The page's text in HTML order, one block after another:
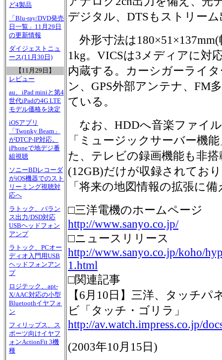
ど4製品
「Blu-ray/DVD発売
日一覧」11月29日
の更新情報
ダイジェストニュ
ース(11月30日)
【11月29日】
レビュー
au、iPad miniと第4
世代iPadの4G LTE
モデル価格を決定
iOSアプリ
「Twonky Beam」
がDTCP-IP対応。
iPhoneで地デジ番
組視聴
ソニーBDレコーダ
がiOS機器でのスト
リーミング視聴対
応へ
ラトック、バラン
ス出力/DSD対応
USBヘッドフォン
アンプ
ラトック、PCオー
ディオ入門用USB
ヘッドフォンアン
プ
ロジテック、apt-
X/AAC対応の小型
Bluetoothイヤフォ
ン
フィリップス、ス
ポーツ向けイヤフ
ォンActionFit 3機
種
デジタル、DTSもストリー
外形寸法は
1kg。VICSは3メディアに対
内蔵する。カーシガーライ
ン、GPS外部アンテナ、FM
ている。
なお、HDDへ音楽ファイ
「ミュージックサーバー機
た、テレビの録画機能も非
(12GB)だけが収録されてお
「将来の地図情報の拡張に
□三洋電機のホームページ
http://www.sanyo.co.jp/
□ニュースリリース
http://www.sanyo.co.jp/koho/
1.html
□関連記事
【6月10日】三洋、タッチ
ビ「タッチ・ゴリラ」
http://av.watch.impress.co.jp/
(2003年10月15日)